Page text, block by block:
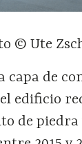
© Ute
capa de
edificio
de piedra